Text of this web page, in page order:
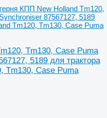
КПП New Holland Tm120,
87567127, 5189
Tm120, Tm130, Case Puma
Tm130, Case Puma
5189 для трактора
Tm130, Case Puma